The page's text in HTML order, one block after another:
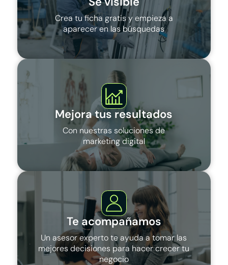
Crea tu ficha gratis y empieza a
aparecer en las búsquedas
Mejora tus resultados
Con nuestras soluciones de
marketing digital
Te acompañamos
Un asesor experto te ayuda a tomar las
mejores decisiones para hacer crecer tu
negocio